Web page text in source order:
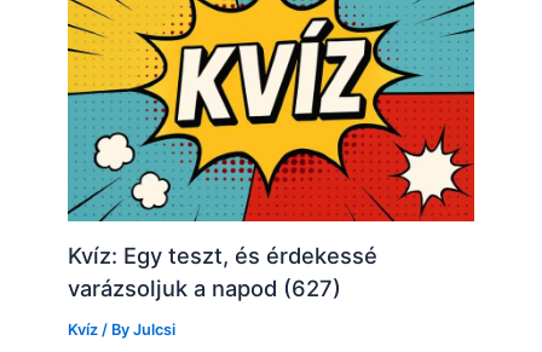
Kvíz: Egy teszt, és érdekessé
varázsoljuk a napod (627)
Kvíz / ByJulcsi